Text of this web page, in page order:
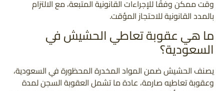
وقت ممكن وفقًا للإجراءات القانونية المتبعة، مع الالتزام
بالمدد القانونية للاحتجاز المؤقت.
ما هي عقوبة تعاطي الحشيش في
السعودية؟
يصنف الحشيش ضمن المواد المخدرة المحظورة في السعودية،
وعقوبة تعاطيه صارمة، عادة ما تشمل العقوبة السجن لمدة